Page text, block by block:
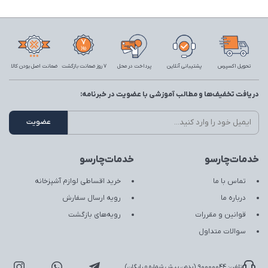
تحویل اکسپرس پشتیبانی آنلاین پرداخت در محل 7 روز ضمانت بازگشت ضمانت اصل بودن کالا
خدمات‌چارسو
تماس با ما
درباره ما
قوانین و مقررات
سوالات متداول
خدمات‌چارسو
خرید اقساطی لوازم آشپزخانه
رویه ارسال سفارش
رویه‌های بازگشت
دریافت تخفیف‌ها و مطالب آموزشی با عضویت در خبرنامه: